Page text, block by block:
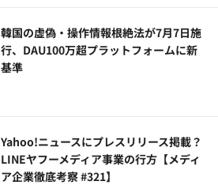
韓国の虚偽・操作情報根絶法が7月7日施
行、DAU100万超プラットフォームに新
基準
Yahoo!ニュースにプレスリリース掲載？
LINEヤフーメディア事業の行方【メディ
ア企業徹底考察 #321】